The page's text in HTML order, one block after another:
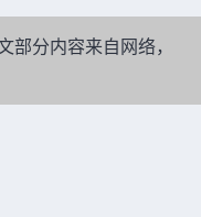
分内容来自网络，